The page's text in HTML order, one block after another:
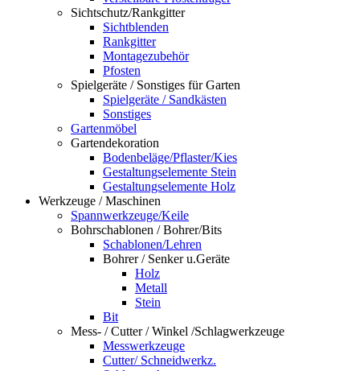
Sichtschutz/Rankgitter
Sichtblenden
Rankgitter
Montagezubehör
Pfosten
Spielgeräte / Sonstiges für Garten
Spielgeräte / Sandkästen
Sonstiges
Gartenmöbel
Gartendekoration
Bodenbeläge/Pflaster/Kies
Gestaltungselemente Stein
Gestaltungselemente Holz
Werkzeuge / Maschinen
Spannwerkzeuge/Keile
Bohrschablonen / Bohrer/Bits
Schablonen/Lehren
Bohrer / Senker u.Geräte
Holz
Metall
Stein
Bit
Mess- / Cutter / Winkel /Schlagwerkzeuge
Messwerkzeuge
Cutter/ Schneidwerkz.